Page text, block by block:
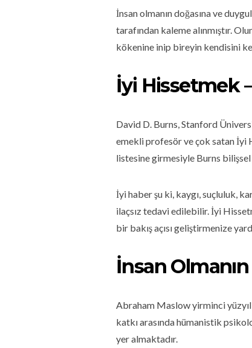
İnsan olmanın doğasına ve
tarafından kaleme alınmıştır.
kökenine inip bireyin kendisini
İyi Hissetmek
David D. Burns, Stanford
emekli profesör ve çok satan İyi
listesine girmesiyle Burns
İyi haber şu ki, kaygı, suçluluk,
ilaçsız tedavi edilebilir. İyi
bir bakış açısı geliştirmenize
İnsan
Abraham Maslow yirminci
katkı arasında hümanistik
yer almaktadır.